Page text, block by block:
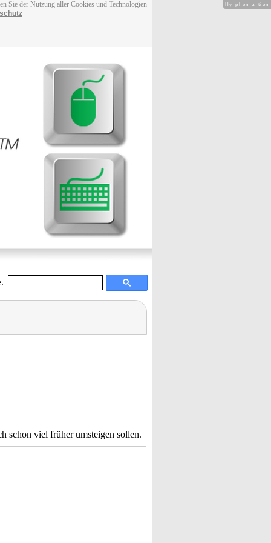
Sie der Nutzung aller Cookies und Technologien
schon viel früher umsteigen sollen.
Hy-phen-a-tion